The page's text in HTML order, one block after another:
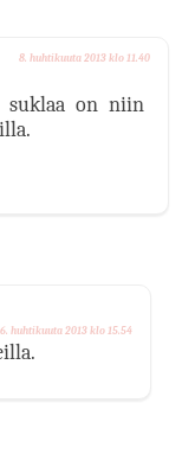
8. huhtikuuta 2013 klo 11.40
suklaa on niin
huhtikuuta 2013 klo 15.54